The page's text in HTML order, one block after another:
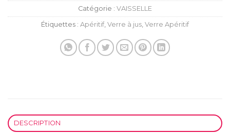
Catégorie : VAISSELLE
Étiquettes : Apéritif, Verre à jus, Verre Apéritif
DESCRIPTION